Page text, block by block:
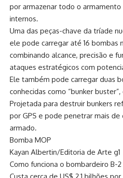
por armazenar todo o
internos.
Uma das peças-chave da tríade
ele pode carregar até 16 bombas
combinando alcance, precisão e
ataques estratégicos com
Ele também pode carregar duas
conhecidas como “bunker
Projetada para destruir bunkers
por GPS e pode penetrar mais
armado.
Bomba MOP
Kayan Albertin/Editoria de Arte g1
Como funciona o bombardeiro B-2